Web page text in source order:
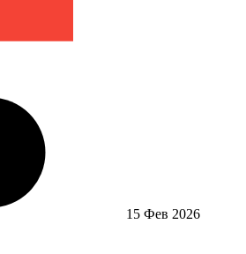
15 Фев 2026